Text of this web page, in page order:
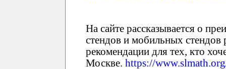
На сайте рассказывается о
стендов и мобильных
рекомендации для тех, кто
Москве. https://